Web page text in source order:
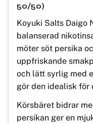
50/50)
Koyuki Salts Daigo
balanserad
möter söt persika
uppfriskande
och lätt syrlig med
gör den idealisk för
Körsbäret bidrar
persikan ger en